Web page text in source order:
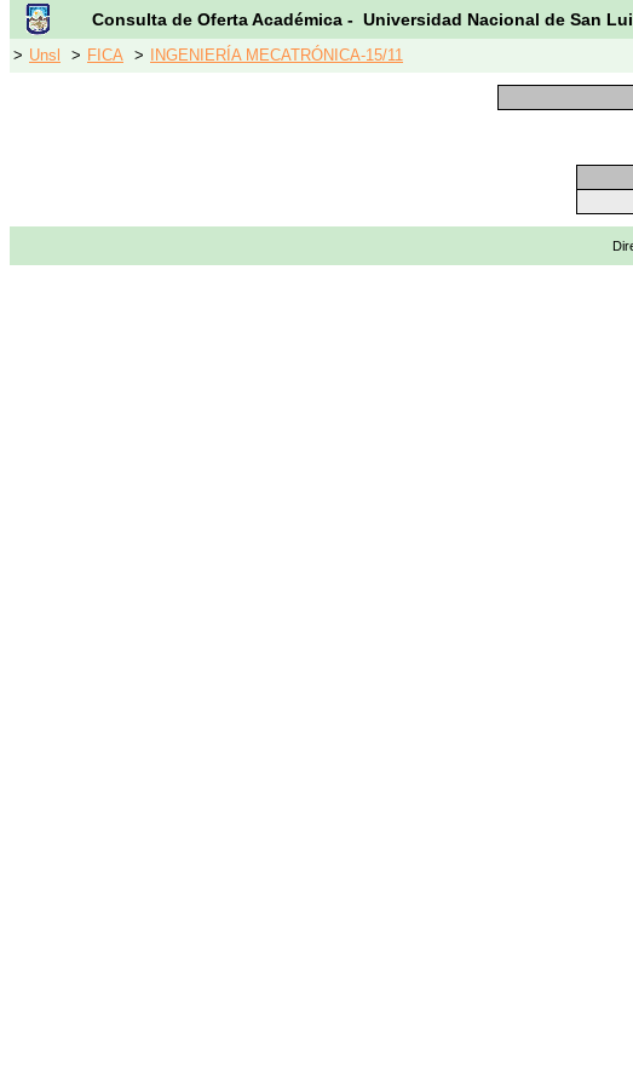
Consulta de Oferta Académica - Universidad Nacional de San
> Unsl > FICA > INGENIERÍA MECATRÓNICA-15/11